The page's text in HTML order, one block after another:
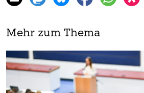
Mehr zum Thema